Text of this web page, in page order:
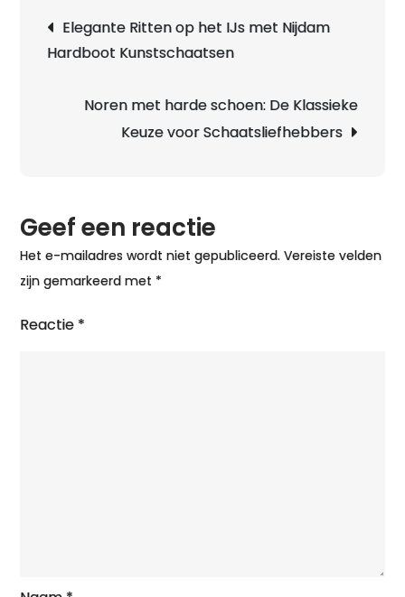
op
Elegante Ritten op het IJs met Nijdam
Hardboot Kunstschaatsen
Noren met harde schoen: De Klassieke
Keuze voor Schaatsliefhebbers
Geef een reactie
Het e-mailadres wordt niet gepubliceerd. Vereiste velden
zijn gemarkeerd met *
Reactie *